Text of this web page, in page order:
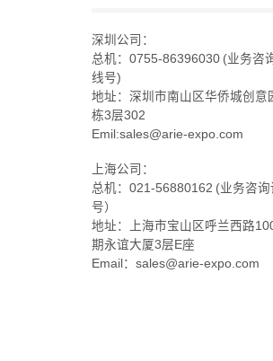
深圳公司：
总机：0755-86396030 (业务咨
线号)
地址：深圳市南山区华侨城创意
栋3层302
Emil:sales@arie-expo.com
上海公司：
总机：021-56880162 (业务咨询
号）
地址：上海市宝山区呼兰西路
期永谊大厦3层E座
Email：sales@arie-expo.com